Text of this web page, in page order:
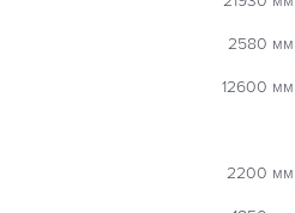
2580 мм
12600 мм
2200 мм